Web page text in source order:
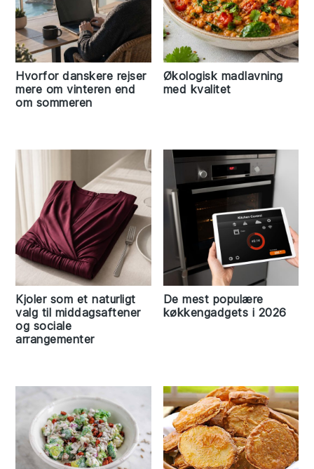
Hvorfor danskere rejser
mere om vinteren end
om sommeren
Økologisk madlavning
med kvalitet
Kjoler som et naturligt
valg til middagsaftener
og sociale
arrangementer
De mest populære
køkkengadgets i 2026